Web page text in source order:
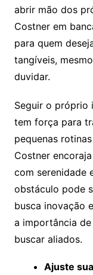
abrir mão dos
Costner em
para quem
tangíveis,
duvidar.
Seguir o próprio
tem força para
pequenas
Costner
com serenidade
obstáculo pode
busca inovação
a importância
buscar aliados.
Ajuste